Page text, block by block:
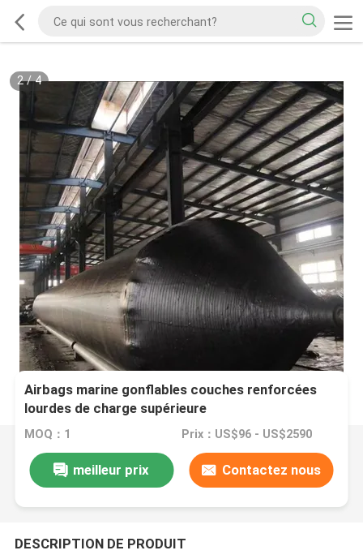
2/4
Airbags marine gonflables couches renforcées
lourdes de charge supérieure
MOQ：1 Prix：US$96 - US$2590
meilleur prix Contactez nous
DESCRIPTION DE PRODUIT